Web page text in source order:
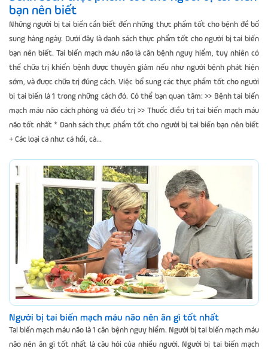
bạn nên biết
Những người bị tai biến cần biết đến những thực phẩm tốt cho bệnh đề bổ
sung hàng ngày. Dưới đây là danh sách thực phẩm tốt cho người bị tai biến
bạn nên biết. Tai biến mạch máu não là căn bệnh nguy hiểm, tuy nhiên có
thể chữa trị khiến bệnh được thuyên giảm nếu như người bệnh phát hiện
sớm, và được chữa trị đúng cách. Việc bổ sung các thực phẩm tốt cho người
bị tai biến là 1 trong những cách đó. Có thể bạn quan tâm: >> Bệnh tai biến
mạch máu não cách phòng và điều trị >> Thuốc điều trị tai biến mạch máu
não tốt nhất * Danh sách thực phẩm tốt cho người bị tai biến bạn nên biết
+ Các loại cá như: cá hồi, cá...
Người bị tai biến mạch máu não nên ăn gì tốt nhất
Tai biến mạch máu não là 1 căn bệnh nguy hiểm. Người bị tai biến mạch máu
não nên ăn gì tốt nhất là câu hỏi của nhiều người. Người bị tai biến mạch